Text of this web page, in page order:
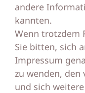
andere
kannten.
Wenn trotzdem
Sie bitten, sich
Impressum
zu wenden, den
und sich